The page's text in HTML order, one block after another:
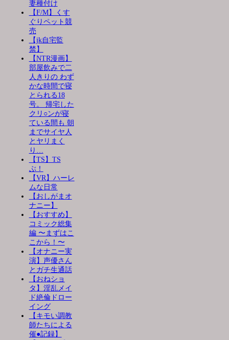
妻種付け
【F/M】くす
ぐりペット競
売
【jk自宅監
禁】
【NTR漫画】
部屋飲みで二
人きりの わず
かな時間で寝
とられる18
号。 帰宅した
クリ○ンが寝
ている間も 朝
までサイヤ人
とヤリまく
り…
【TS】TS
ぶ！
【VR】ハーレ
ムな日常
【おしがまオ
ナニー】
【おすすめ】
コミック総集
編 〜まずはこ
こから！〜
【オナニー実
演】声優さん
とガチ生通話
【おねショ
タ】淫乱メイ
ド絶倫ドロー
イング
【キモい調教
師たちによる
催●記録】